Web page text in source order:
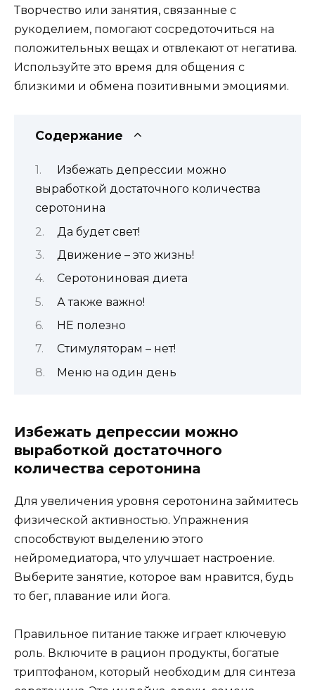
Творчество или занятия, связанные с
рукоделием, помогают сосредоточиться на
положительных вещах и отвлекают от негатива.
Используйте это время для общения с
близкими и обмена позитивными эмоциями.
Содержание
Избежать депрессии можно
выработкой достаточного количества
серотонина
Да будет свет!
Движение – это жизнь!
Серотониновая диета
А также важно!
НЕ полезно
Стимуляторам – нет!
Меню на один день
Избежать депрессии можно
выработкой достаточного
количества серотонина
Для увеличения уровня серотонина займитесь
физической активностью. Упражнения
способствуют выделению этого
нейромедиатора, что улучшает настроение.
Выберите занятие, которое вам нравится, будь
то бег, плавание или йога.
Правильное питание также играет ключевую
роль. Включите в рацион продукты, богатые
триптофаном, который необходим для синтеза